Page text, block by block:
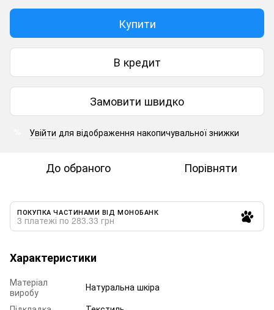
Купити
В кредит
Замовити швидко
Увійти для відображення накопичувальної знижки
До обраного Порівняти
ПОКУПКА ЧАСТИНАМИ ВІД МОНОБАНК
3 платежі по 283.33 грн
Характеристики
Матеріал
виробу
Натуральна шкіра